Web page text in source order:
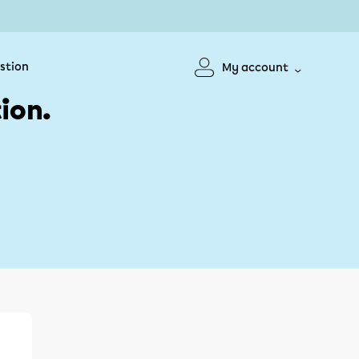
My account